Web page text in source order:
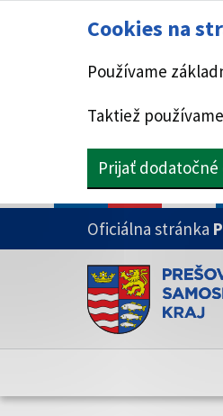
Cookies na
Používame
Taktiež
Prijať dodatočné
PRESKOČIŤ NA HLAVNÝ
Oficiálna stránka
Doména psk.sk
Toto je oficiálna